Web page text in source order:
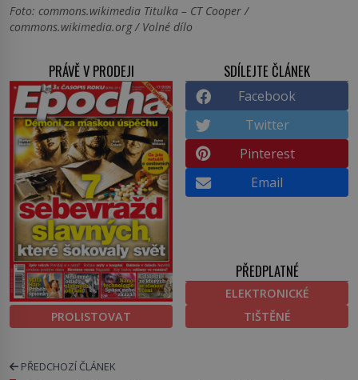
Foto: commons.wikimedia Titulka – CT Cooper /
commons.wikimedia.org / Volné dílo
PRÁVĚ V PRODEJI
PROLISTOVAT
SDÍLEJTE ČLÁNEK
Facebook
Twitter
Pinterest
Email
PŘEDPLATNÉ
ELEKTRONICKÉ
TIŠTĚNÉ
PŘEDCHOZÍ ČLÁNEK